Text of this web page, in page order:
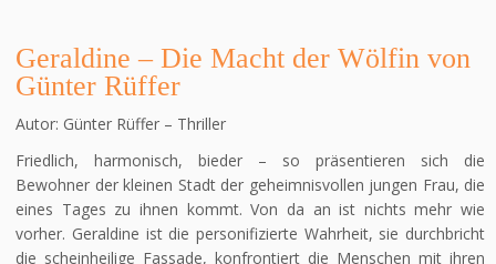
Geraldine – Die Macht der Wölfin von
Günter Rüffer
Autor: Günter Rüffer – Thriller
Friedlich, harmonisch, bieder – so präsentieren sich die
Bewohner der kleinen Stadt der geheimnisvollen jungen Frau, die
eines Tages zu ihnen kommt. Von da an ist nichts mehr wie
vorher. Geraldine ist die personifizierte Wahrheit, sie durchbricht
die scheinheilige Fassade, konfrontiert die Menschen mit ihren